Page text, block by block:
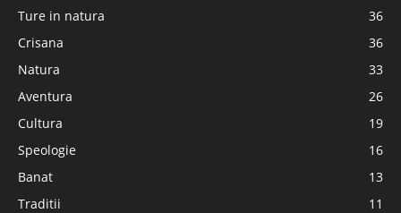
Ture in natura
36
Crisana
36
Natura
33
Aventura
26
Cultura
19
Speologie
16
Banat
13
Traditii
11